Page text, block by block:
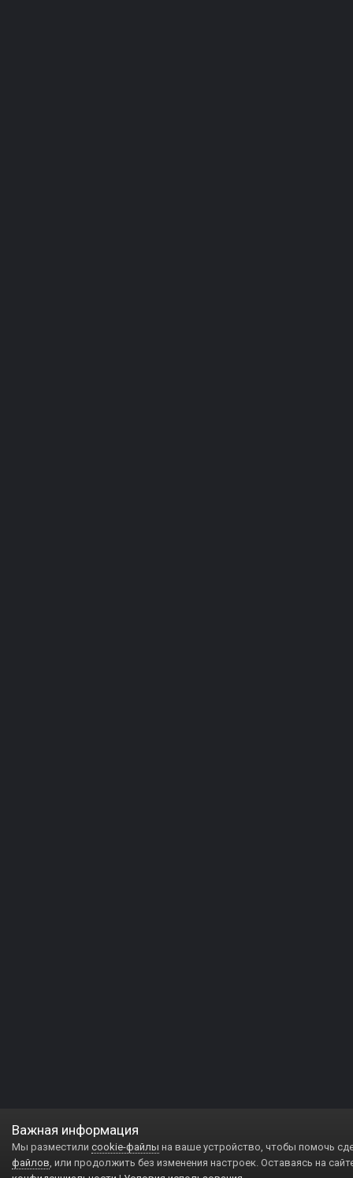
Важная информация
Мы разместили cookie-файлы на ваше устройство, чтобы помочь
файлов, или продолжить без изменения настроек. Оставаясь на